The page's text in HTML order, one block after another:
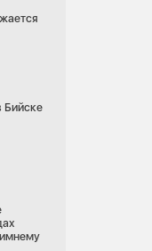
Бийске